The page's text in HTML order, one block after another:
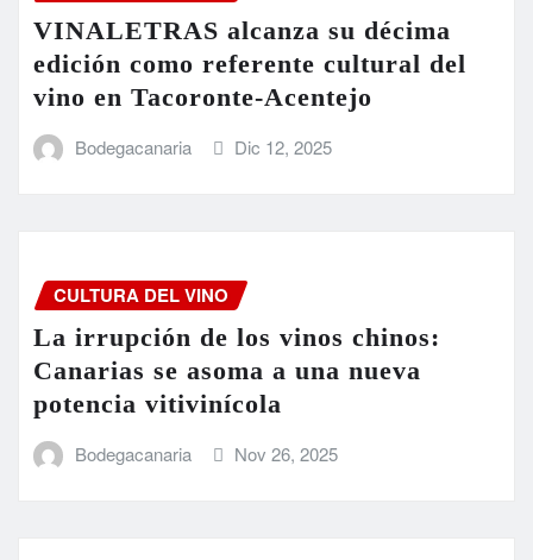
VINALETRAS alcanza su décima
edición como referente cultural del
vino en Tacoronte-Acentejo
Bodegacanaria Dic 12, 2025
CULTURA DEL VINO
La irrupción de los vinos chinos:
Canarias se asoma a una nueva
potencia vitivinícola
Bodegacanaria Nov 26, 2025